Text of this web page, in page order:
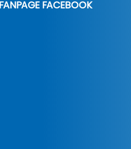
FANPAGE FACEBOOK